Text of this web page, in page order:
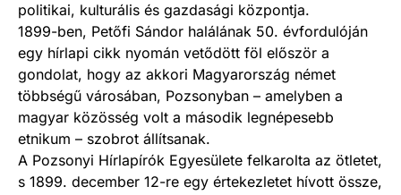
politikai, kulturális és gazdasági központja.
1899-ben, Petőfi Sándor halálának 50. évfordulóján
egy hírlapi cikk nyomán vetődött föl először a
gondolat, hogy az akkori Magyarország német
többségű városában, Pozsonyban – amelyben a
magyar közösség volt a második legnépesebb
etnikum – szobrot állítsanak.
A Pozsonyi Hírlapírók Egyesülete felkarolta az ötletet,
s 1899. december 12-re egy értekezletet hívott össze,